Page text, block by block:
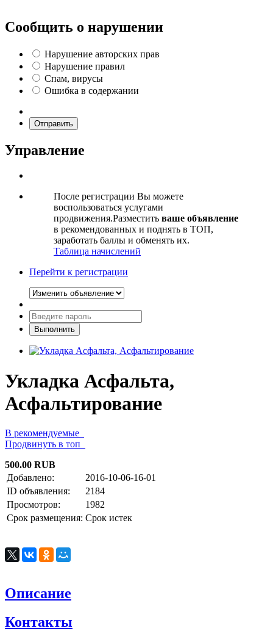
Сообщить о нарушении
Нарушение авторских прав
Нарушение правил
Спам, вирусы
Ошибка в содержании
Отправить
Управление
После регистрации Вы можете
воспользоваться услугами
продвижения.Разместить ваше объявление
в рекомендованных и поднять в ТОП,
заработать баллы и обменять их.
Таблица начислений
Перейти к регистрации
Укладка Асфальта,
Асфальтирование
В рекомендуемые
Продвинуть в топ
500.00 RUB
Добавлено:
2016-10-06-16-01
ID объявления:
2184
Просмотров:
1982
Срок размещения: Срок истек
Описание
Контакты